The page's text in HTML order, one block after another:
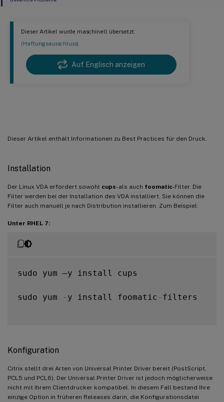
Dieser Artikel wurde maschinell übersetzt.
(Haftungsausschluss)
Auf Englisch anzeigen
Dieser Artikel enthält Informationen zu Best Practices für den Druck.
Installation
Der Linux VDA erfordert sowohl cups- als auch foomatic-Filter. Die
Filter werden bei der Installation des VDA installiert. Sie können die
Filter auch manuell je nach Distribution installieren. Zum Beispiel:
Unter RHEL 7:
sudo yum –y install cups
sudo yum - y install foomatic - filters
Konfiguration
Citrix stellt drei Arten von Universal Printer Driver bereit (PostScript,
PCL5 und PCL6). Der Universal Printer Driver ist jedoch möglicherweise
nicht mit Ihrem Clientdrucker kompatibel. In diesem Fall bestand Ihre
einzige Option in früheren Releases darin, die Konfigurationsdatei